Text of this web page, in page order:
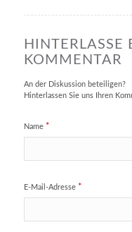
HINTERLASSE
KOMMENTAR
An der Diskussion beteiligen?
Hinterlassen Sie uns Ihren
Name *
E-Mail-Adresse *